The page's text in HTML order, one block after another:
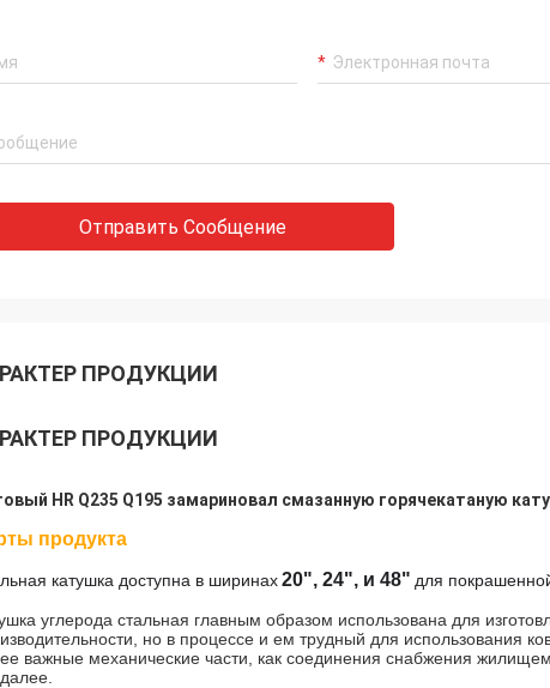
Отправить Сообщение
ПРОДУКЦИИ
ПРОДУКЦИИ
HR Q235 Q195 замариновал смазанную горячекатаную
продукта
катушка доступна в ширинах20", 24", и 48" для
углерода стальная главным образом использована для
но в процессе и ем трудный для использования
важные механические части, как соединения снабжения